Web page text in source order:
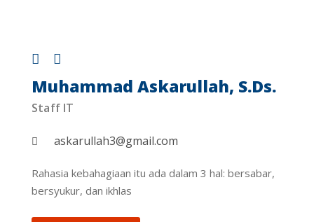
Muhammad Askarullah, S.Ds.
Staff IT
askarullah3@gmail.com
Rahasia kebahagiaan itu ada dalam 3 hal: bersabar,
bersyukur, dan ikhlas